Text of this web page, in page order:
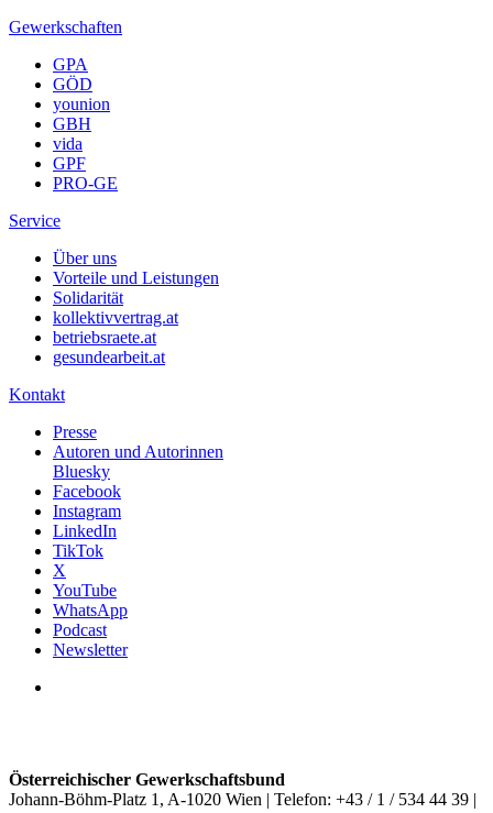
Gewerkschaften
GPA
GÖD
younion
GBH
vida
GPF
PRO-GE
Service
Über uns
Vorteile und Leistungen
Solidarität
kollektivvertrag.at
betriebsraete.at
gesundearbeit.at
Kontakt
Presse
Autoren und Autorinnen
Bluesky
Facebook
Instagram
LinkedIn
TikTok
X
YouTube
WhatsApp
Podcast
Newsletter
Österreichischer Gewerkschaftsbund
Johann-Böhm-Platz 1, A-1020 Wien | Telefon: +43 / 1 / 534 44 39 |